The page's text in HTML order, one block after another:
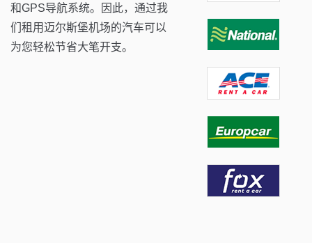
和GPS导航系统。因此，通过我
们租用迈尔斯堡机场的汽车可以
为您轻松节省大笔开支。